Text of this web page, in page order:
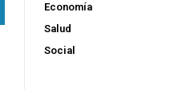
Economía
Salud
Social